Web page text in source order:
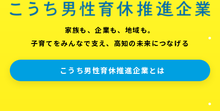
家族も、企業も、地域も。
子育てをみんなで支え、高知の未来につなげる
こうち男性育休推進企業とは